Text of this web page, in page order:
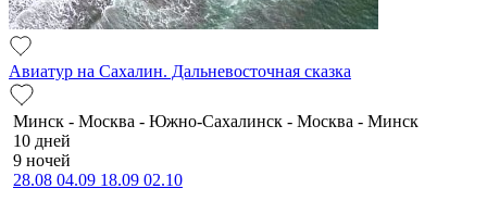
Авиатур на Сахалин. Дальневосточная сказка
Минск - Москва - Южно-Сахалинск - Москва - Минск
10 дней
9 ночей
28.08 04.09 18.09 02.10